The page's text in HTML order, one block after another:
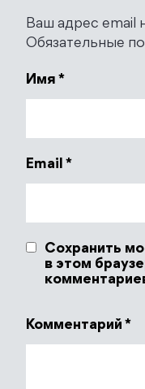
Ваш адрес email
Обязательные
Имя *
Email *
Сохранить
в этом
Комментарий *